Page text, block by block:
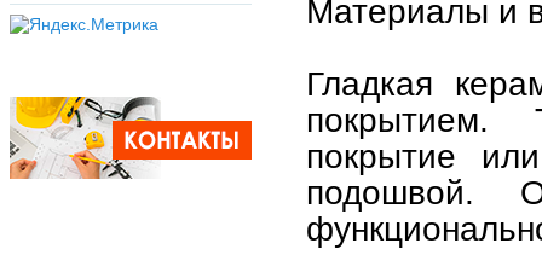
Материалы и
Гладкая
покрытием.
покрытие
подошвой.